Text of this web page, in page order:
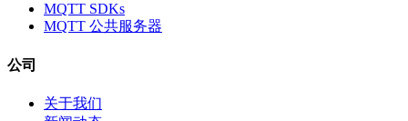
MQTT SDKs
MQTT 公共服务器
公司
关于我们